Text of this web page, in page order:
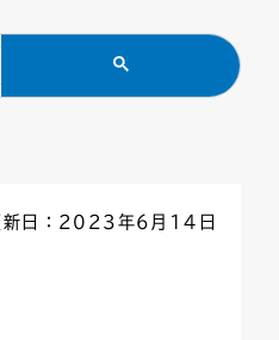
くり）
新日：2023年6月14日